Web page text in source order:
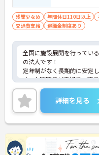
残業少なめ 年間休日110日以上
交通費支給
退職金制度あり
全国に施設展開を行ってい
の法人です！
定年制がなく長期的に安定
す。人間関係が良好で、職
根付いています。
ご興味のある方には、面接
に詳細をご案内しますので
い！
詳細を見る